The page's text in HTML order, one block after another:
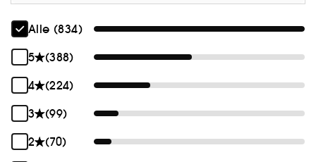
Alle (834)
5
(388)
4
(224)
3
(99)
2
(70)